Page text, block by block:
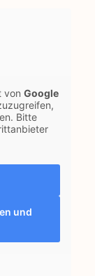
von Google
Bitte
und